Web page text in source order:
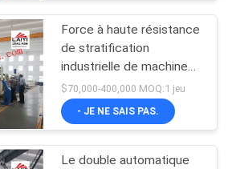
de
31
Force à haute résistance
de stratification
industrielle de machine
distribuée par bien
$70,000-400,000 MOQ:1 jeu
- JE NE SAIS PAS.
Le double automatique